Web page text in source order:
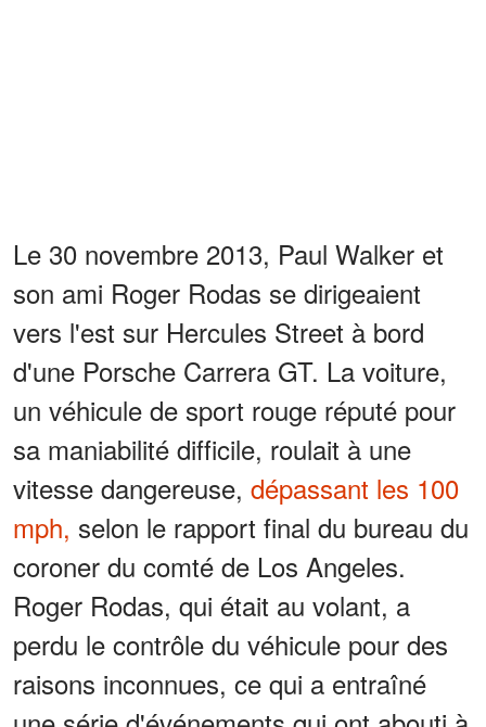
Le 30 novembre 2013, Paul Walker et
son ami Roger Rodas se dirigeaient
vers l'est sur Hercules Street à bord
d'une Porsche Carrera GT. La voiture,
un véhicule de sport rouge réputé pour
sa maniabilité difficile, roulait à une
vitesse dangereuse, dépassant les 100
mph, selon le rapport final du bureau du
coroner du comté de Los Angeles.
Roger Rodas, qui était au volant, a
perdu le contrôle du véhicule pour des
raisons inconnues, ce qui a entraîné